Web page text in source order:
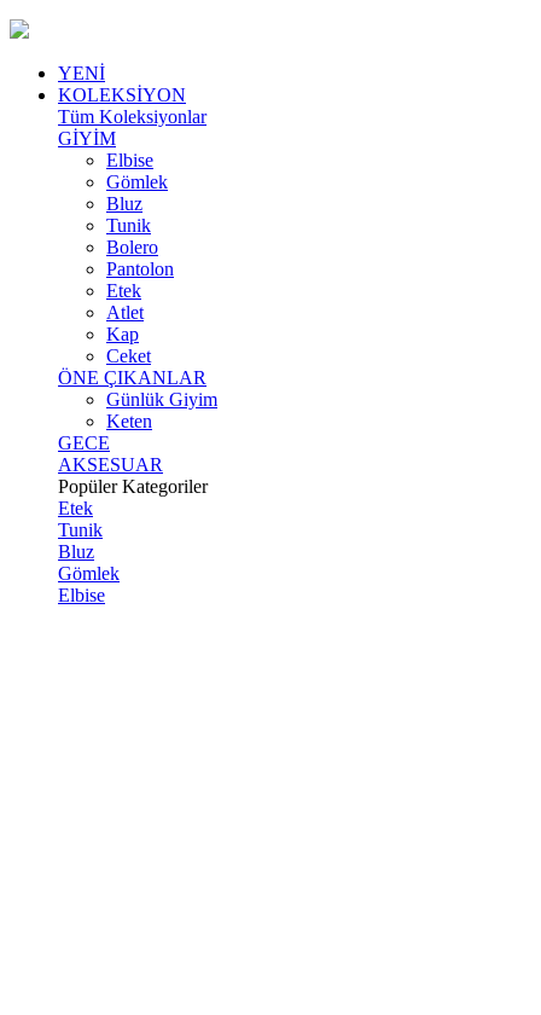
YENİ
KOLEKSİYON
Tüm Koleksiyonlar
GİYİM
Elbise
Gömlek
Bluz
Tunik
Bolero
Pantolon
Etek
Atlet
Kap
Ceket
ÖNE ÇIKANLAR
Günlük Giyim
Keten
GECE
AKSESUAR
Popüler Kategoriler
Etek
Tunik
Bluz
Gömlek
Elbise